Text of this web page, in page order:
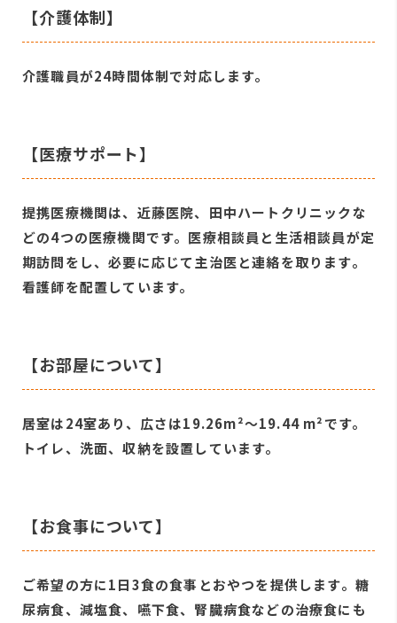
【介護体制】
介護職員が24時間体制で対応します。
【医療サポート】
提携医療機関は、近藤医院、田中ハートクリニックな
どの4つの医療機関です。医療相談員と生活相談員が定
期訪問をし、必要に応じて主治医と連絡を取ります。
看護師を配置しています。
【お部屋について】
居室は24室あり、広さは19.26m²～19.44 m²です。
トイレ、洗面、収納を設置しています。
【お食事について】
ご希望の方に1日3食の食事とおやつを提供します。糖
尿病食、減塩食、嚥下食、腎臓病食などの治療食にも